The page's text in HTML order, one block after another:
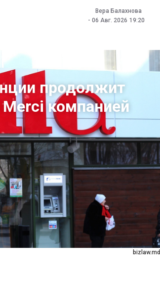
Вера Балахнова
- 06 Авг. 2026 19:20
bizlaw.md
продолжит
Merci компанией